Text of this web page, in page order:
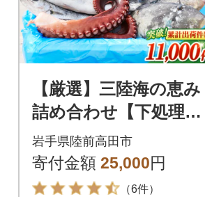
【厳選】三陸海の恵み
詰め合わせ【下処理
済】(4～5人用) 魚 鮮
魚 海鮮 貝 天然 刺身
旬 三陸産
岩手県陸前高田市
寄付金額 25,000円
（6件）